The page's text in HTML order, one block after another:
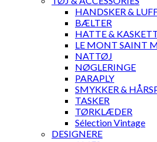
HANDSKER &
BÆLTER
HATTE &
LE MONT SAINT
NATTØJ
NØGLERINGE
PARAPLY
SMYKKER &
TASKER
TØRKLÆDER
Sélection Vintage
DESIGNERE